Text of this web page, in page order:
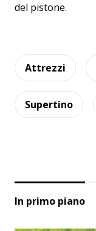
del pistone.
Attrezzi
Supertino
In primo piano